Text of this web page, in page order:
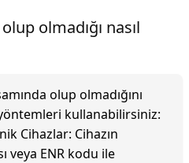
olmadığı nasıl
olup olmadığını
kullanabilirsiniz:
Cihazlar: Cihazın
veya ENR kodu ile